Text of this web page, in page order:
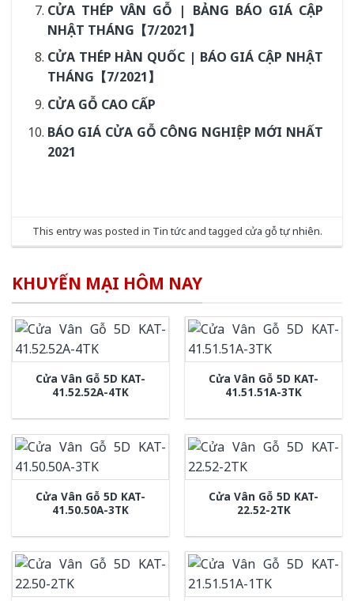
CỬA THÉP VÂN GỖ | BẢNG BÁO GIÁ CẬP
NHẬT THÁNG【7/2021】
CỬA THÉP HÀN QUỐC | BÁO GIÁ CẬP NHẬT
THÁNG【7/2021】
CỬA GỖ CAO CẤP
BÁO GIÁ CỬA GỖ CÔNG NGHIỆP MỚI NHẤT
2021
This entry was posted in Tin tứcand tagged cửa gỗ tự nhiên.
KHUYẾN MẠI HÔM NAY
Cửa Vân Gỗ 5D KAT-
41.52.52A-4TK
Cửa Vân Gỗ 5D KAT-
41.51.51A-3TK
Cửa Vân Gỗ 5D KAT-
41.50.50A-3TK
Cửa Vân Gỗ 5D KAT-
22.52-2TK